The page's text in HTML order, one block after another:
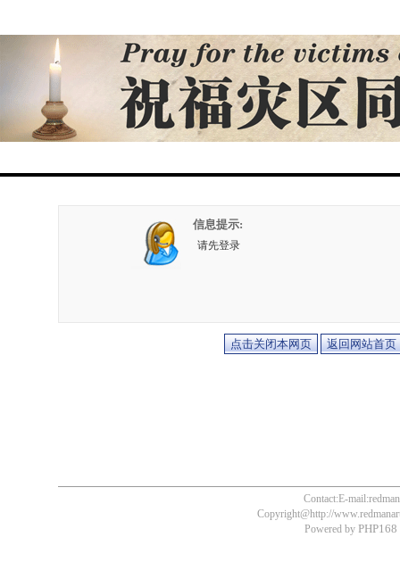
信息提示:
请先登录
Contact:E-
Copyright@http://
Powered by